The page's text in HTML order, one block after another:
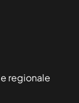
regionale